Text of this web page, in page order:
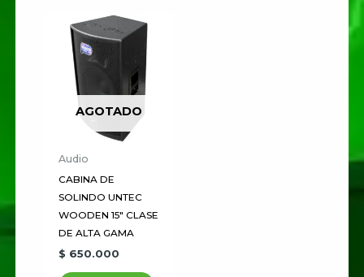
AGOTADO
Audio
CABINA DE
SOLINDO UNTEC
WOODEN 15″ CLASE
DE ALTA GAMA
$ 650.000